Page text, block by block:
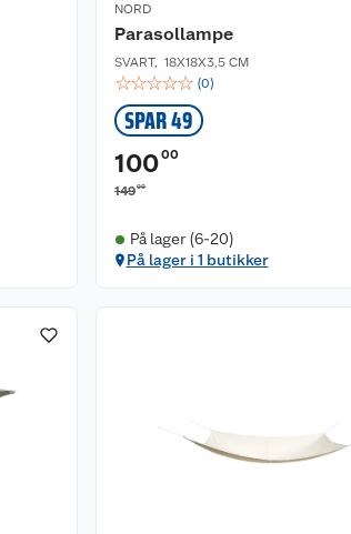
NORD
Parasollampe
SVART, 18X18X3,5 CM
☆☆☆☆☆ (0)
SPAR 49
10000
14900
På lager (6-20)
På lager i 1 butikker